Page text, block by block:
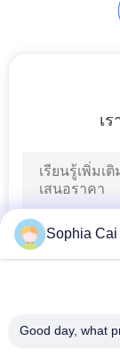
กล่
เครื่
เ
Sophia Cai
Good day, what